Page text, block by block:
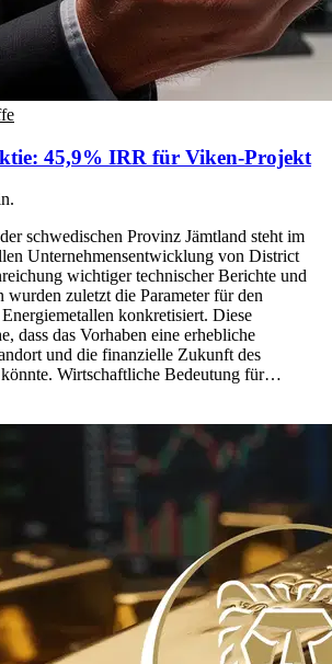
45,9% IRR für Viken-Projekt
schwedischen Provinz Jämtland steht im
Unternehmensentwicklung von District
wichtiger technischer Berichte und
wurden zuletzt die Parameter für den
konkretisiert. Diese
dass das Vorhaben eine erhebliche
und die finanzielle Zukunft des
könnte. Wirtschaftliche Bedeutung für…